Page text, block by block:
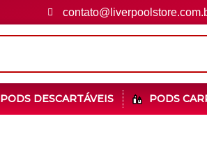
PODS DESCARTÁVEIS PODS